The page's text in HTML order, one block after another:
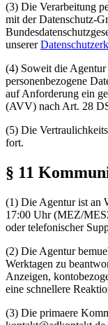
(3) Die Verarbeitung
mit der Datenschutz-
unserer
(4) Soweit die
personenbezogene
auf Anforderung ein
(AVV) nach Art. 28
(5) Die
fort.
§ 11
(1) Die Agentur ist an
17:00 Uhr (MEZ/
oder telefonischer
(2) Die Agentur
Werktagen zu
Anzeigen,
eine schnellere
(3) Die primaere